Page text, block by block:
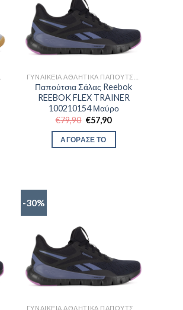
Παπούτσια Σάλας Reebok
REEBOK FLEX TRAINER
100210154 Μαύρο
€79,90 Original
price
was:
€79,90.
€57,90Η
ΑΓΟΡΑΣΕ ΤΟ
-30%